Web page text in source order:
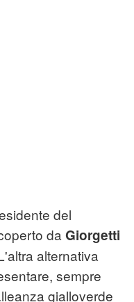
del
da Giorgetti
alternativa
sempre
gialloverde